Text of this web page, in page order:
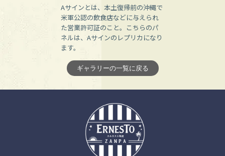
Aサインとは、本土復帰前の沖縄で
米軍公認の飲食店などに与えられ
た営業許可証のこと。こちらのパ
ネルは、Aサインのレプリカになり
ます。
ギャラリーの一覧に戻る